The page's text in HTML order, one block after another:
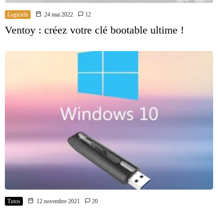
Logiciels 24 mai 2022 12
Ventoy : créez votre clé bootable ultime !
Tutos 12 novembre 2021 20